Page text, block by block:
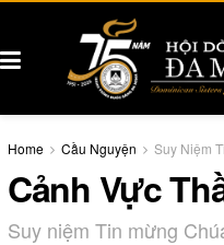
Home Cầu Nguyện Suy Niệm
Cảnh Vực
Suy niệm Tin mừng